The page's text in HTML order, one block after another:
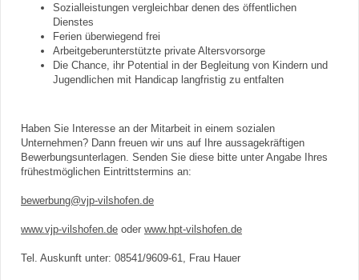
Sozialleistungen vergleichbar denen des öffentlichen
Dienstes
Ferien überwiegend frei
Arbeitgeberunterstützte private Altersvorsorge
Die Chance, ihr Potential in der Begleitung von Kindern und
Jugendlichen mit Handicap langfristig zu entfalten
Haben Sie Interesse an der Mitarbeit in einem sozialen
Unternehmen? Dann freuen wir uns auf Ihre aussagekräftigen
Bewerbungsunterlagen. Senden Sie diese bitte unter Angabe Ihres
frühestmöglichen Eintrittstermins an:
bewerbung@vjp-vilshofen.de
www.vjp-vilshofen.de oder www.hpt-vilshofen.de
Tel. Auskunft unter: 08541/9609-61, Frau Hauer